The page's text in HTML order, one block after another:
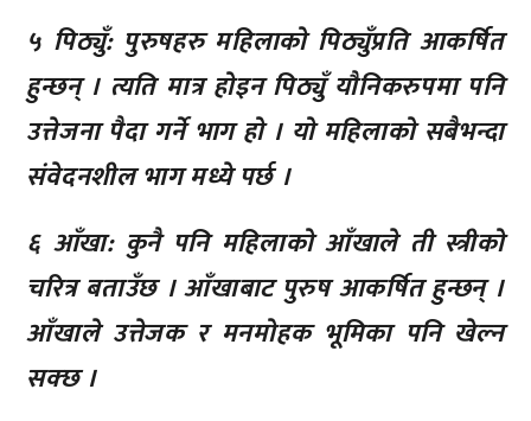
५ पिठ्युँ: पुरुषहरु महिलाको पिठ्युँप्रति आकर्षित
हुन्छन् । त्यति मात्र होइन पिठ्युँ यौनिकरुपमा पनि
उत्तेजना पैदा गर्ने भाग हो । यो महिलाको सबैभन्दा
संवेदनशील भाग मध्ये पर्छ ।
६ आँखा: कुनै पनि महिलाको आँखाले ती स्त्रीको
चरित्र बताउँछ । आँखाबाट पुरुष आकर्षित हुन्छन् ।
आँखाले उत्तेजक र मनमोहक भूमिका पनि खेल्न
सक्छ ।